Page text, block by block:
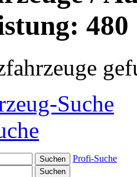
480
Suche
Profi-Suche